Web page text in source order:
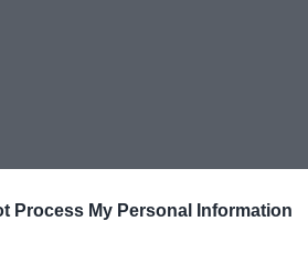
Process My Personal Information